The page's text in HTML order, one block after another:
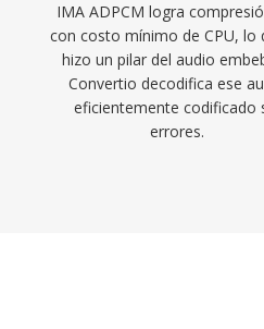
IMA ADPCM logra
con costo mínimo de CPU, lo
hizo un pilar del audio
Convertio decodifica ese
eficientemente codificado
errores.